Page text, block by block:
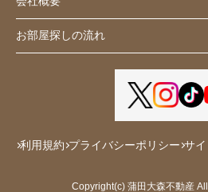
お部屋探しの流れ
利用規約 プライバシーポリシー サ
Copyright(c) 蒲田大森不動産